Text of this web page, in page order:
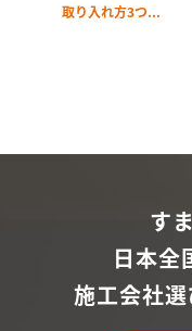
取り入れ方3つ...
す
日本全
施工会社選